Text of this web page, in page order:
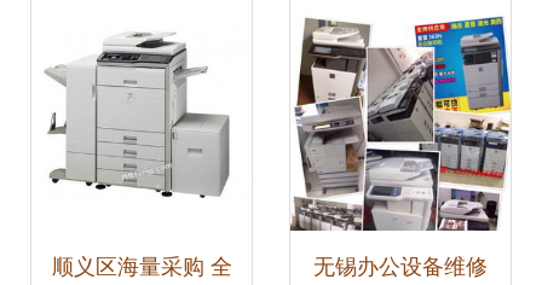
顺义区海量采购 全 无锡办公设备维修